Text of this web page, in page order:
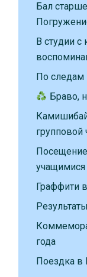
Бал
В студии
По
Браво,
групповой
учащимися
Граффити
года
Поездка в